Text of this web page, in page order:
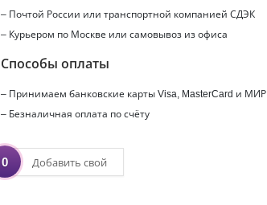
– Почтой России или транспортной компанией СДЭК
– Курьером по Москве или самовывоз из офиса
Способы оплаты
– Принимаем банковские карты Visa, MasterCard и МИР
– Безналичная оплата по счёту
0 Добавить свой